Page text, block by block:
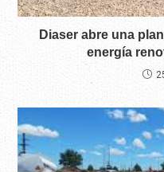
Diaser abre una
energía